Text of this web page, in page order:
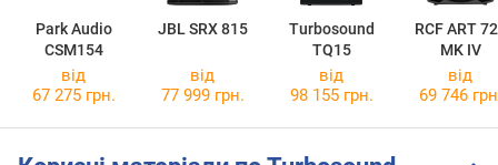
Park Audio
CSM154
JBL SRX 815
Turbosound
TQ15
RCF ART
MK IV
від
67 275 грн.
від
77 999 грн.
від
98 155 грн.
від
69 746